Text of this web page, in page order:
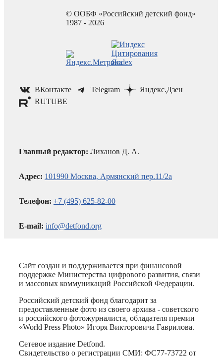
© ООБФ «Российский детский фонд»
1987 - 2026
ВКонтакте Telegram
Яндекс.Дзен
RUTUBE
Главный редактор: Лиханов Д. А.
Адрес: 101990 Москва, Армянский пер.11/2а
Телефон: +7 (495) 625-82-00
E-mail: info@detfond.org
Сайт создан и поддерживается при финансовой
поддержке Министерства цифрового развития, связи
и массовых коммуникаций Российской Федерации.
Российский детский фонд благодарит за
предоставленные фото из своего архива - советского
и российского фотожурналиста, обладателя премии
«World Press Photo» Игоря Викторовича Гаврилова.
Сетевое издание Detfond.
Свидетельство о регистрации СМИ: ФС77-73722 от